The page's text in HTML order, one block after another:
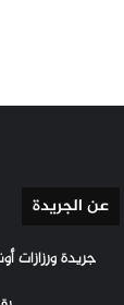
عن الجريدة
جريدة ورزازات